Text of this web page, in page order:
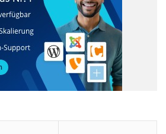
2002 und 2006 verantwortete sie
der E.ON Sales & Trading GmbH in
sie zur Geschäftsführerin der neu
E WIE EINFACH
ARKM.marketing